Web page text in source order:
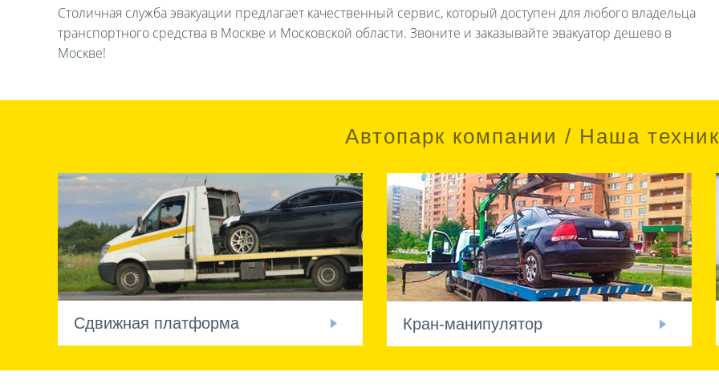
Столичная служба эвакуации предлагает качественный сервис, который доступен для любого владельца
транспортного средства в Москве и Московской области. Звоните и заказывайте эвакуатор дешево в
Москве!
Автопарк компании / Наша
Сдвижная платформа Кран-манипулятор